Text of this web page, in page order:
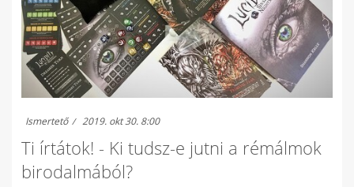
Ismertető 2019. okt 30. 8:00
Ti írtátok! - Ki tudsz-e jutni a rémálmok
birodalmából?